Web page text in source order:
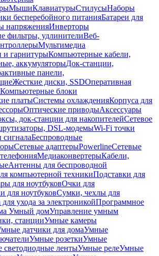
МышиКлавиатурыСтилусыНаборы
бесперебойного питанияБатареи для
напряженияИнверторы
фильтры, удлинителиВеб-
Мультимедиа
гарнитурыКомпьютерные кабели,
аккумуляторыДок-станции,
панели,
Жесткие диски, SSDОперативная
Компьютерные блоки
платыСистемы охлажденияКорпуса для
Оптические приводыАксессуары
док-станции для накопителейСетевое
DSL-модемыWi-Fi точки
сигналаБеспроводные
Сетевые адаптерыPowerlineСетевые
МедиаконвертерыКабели,
Антенны для беспроводной
компьютерной техникиПодставки для
для ноутбуковОчки для
для ноутбуковСумки, чехлы для
ухода за электроникойПрограммное
Умный домУправление умным
станцииУмные камеры
датчики для домаУмные
Умные розеткиУмные
лентыУмные релеУмные